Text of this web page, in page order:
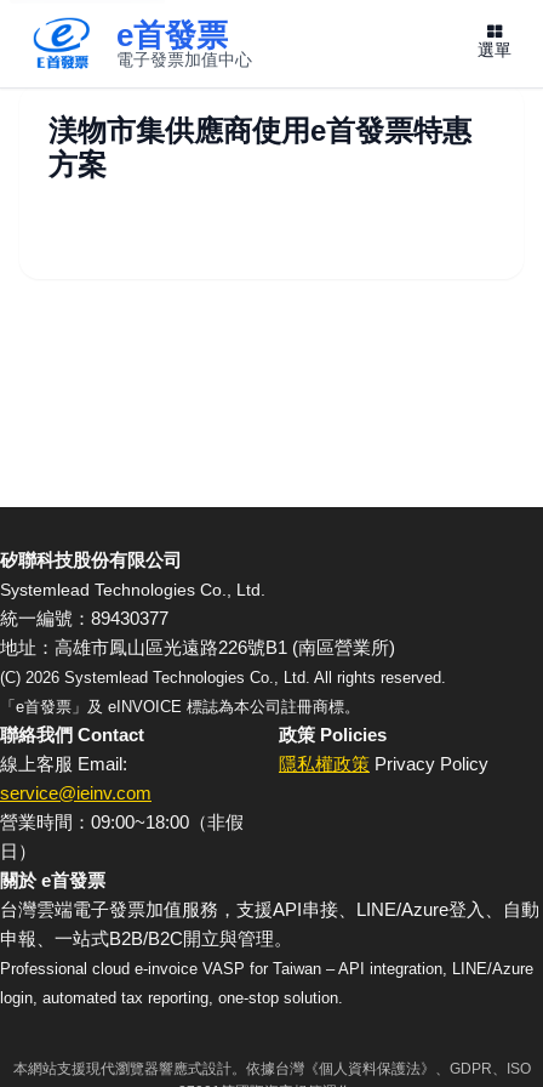
e首發票
電子發票加值中心 選單
渼物市集供應商使用e首發票特惠
方案
矽聯科技股份有限公司
Systemlead Technologies Co., Ltd.
統一編號：89430377
地址：高雄市鳳山區光遠路226號B1 (南區營業所)
(C) 2026 Systemlead Technologies Co., Ltd. All rights reserved.
「e首發票」及 eINVOICE 標誌為本公司註冊商標。
聯絡我們 Contact
線上客服 Email:
service@ieinv.com
營業時間：09:00~18:00（非假
日）
政策 Policies
隱私權政策 Privacy Policy
關於 e首發票
台灣雲端電子發票加值服務，支援API串接、LINE/Azure登入、自動
申報、一站式B2B/B2C開立與管理。
Professional cloud e-invoice VASP for Taiwan – API integration, LINE/Azure
login, automated tax reporting, one-stop solution.
本網站支援現代瀏覽器響應式設計。依據台灣《個人資料保護法》、GDPR、ISO